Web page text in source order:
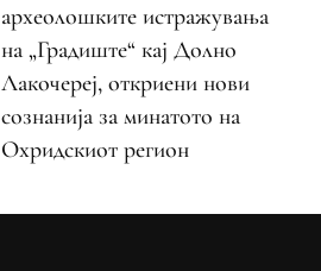
археолошките истражувања
на „Градиште“ кај Долно
Лакочереј, откриени нови
сознанија за минатото на
Охридскиот регион